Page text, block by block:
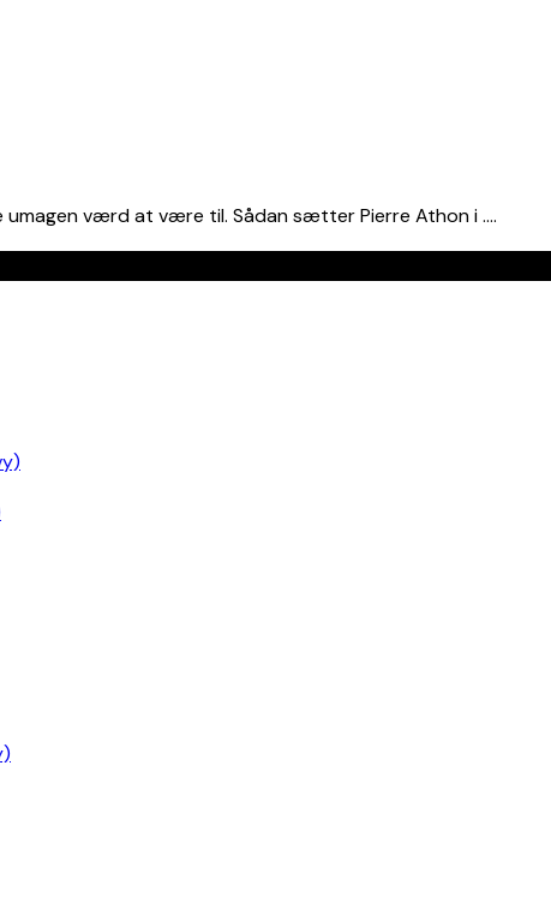
værd at være til. Sådan sætter Pierre Athon i ….